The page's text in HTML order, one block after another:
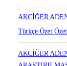
ADÖLESAN
Türkçe Özet
AKCİĞER
Türkçe Özet